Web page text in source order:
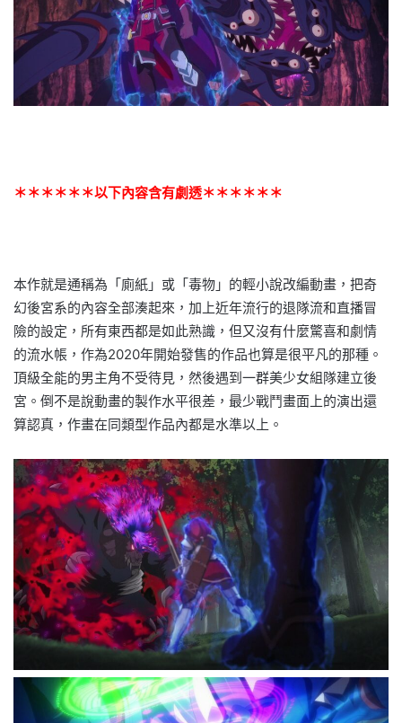
＊＊＊＊＊＊以下內容含有劇透＊＊＊＊＊＊
本作就是通稱為「廁紙」或「毒物」的輕小說改編動畫，把奇
幻後宮系的內容全部湊起來，加上近年流行的退隊流和直播冒
險的設定，所有東西都是如此熟識，但又沒有什麼驚喜和劇情
的流水帳，作為2020年開始發售的作品也算是很平凡的那種。
頂級全能的男主角不受待見，然後遇到一群美少女組隊建立後
宮。倒不是說動畫的製作水平很差，最少戰鬥畫面上的演出還
算認真，作畫在同類型作品內都是水準以上。